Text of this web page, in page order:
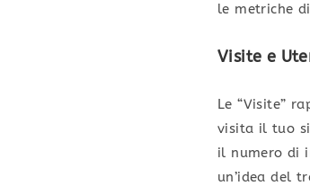
le metriche
Visite e
Le “Visite”
visita il tuo
il numero di
un’idea del